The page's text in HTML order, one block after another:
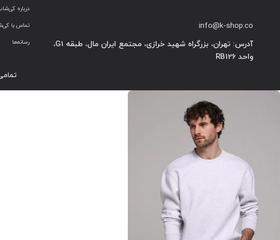
info@k-shop.co
آدرس: تهران، بزرگراه شهید خرازی، مجتمع ایران مال، طبقه G1،
واحد RB126
درباره
تماس با
رسانه‌ها